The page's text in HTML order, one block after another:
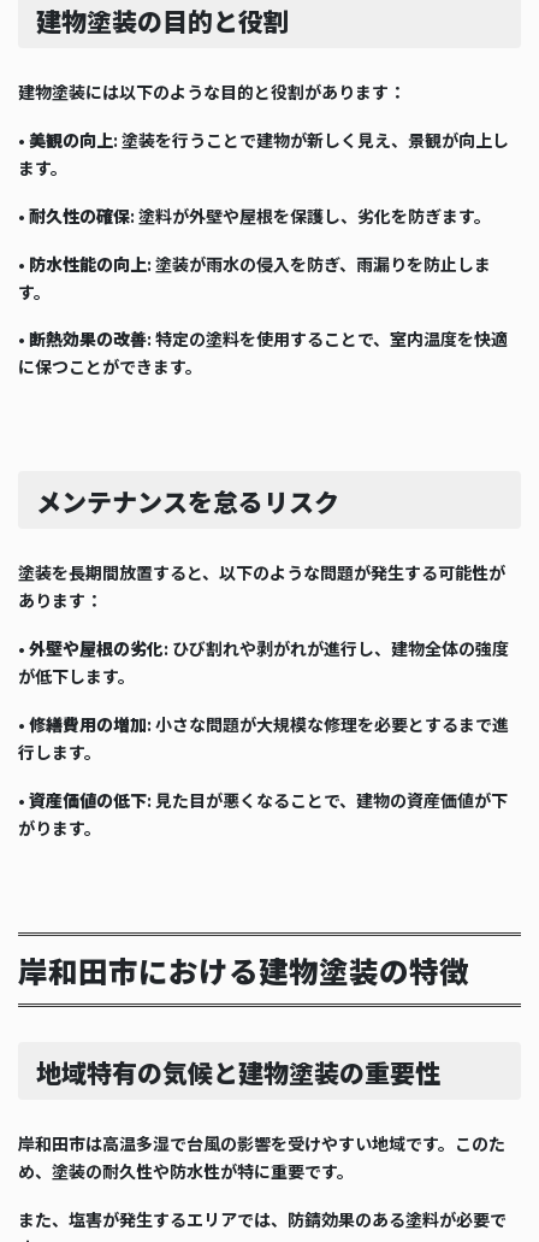
建物塗装の目的と役割
建物塗装には以下のような目的と役割があります：
• 美観の向上: 塗装を行うことで建物が新しく見え、景観が向上し
ます。
• 耐久性の確保: 塗料が外壁や屋根を保護し、劣化を防ぎます。
• 防水性能の向上: 塗装が雨水の侵入を防ぎ、雨漏りを防止しま
す。
• 断熱効果の改善: 特定の塗料を使用することで、室内温度を快適
に保つことができます。
メンテナンスを怠るリスク
塗装を長期間放置すると、以下のような問題が発生する可能性が
あります：
• 外壁や屋根の劣化: ひび割れや剥がれが進行し、建物全体の強度
が低下します。
• 修繕費用の増加: 小さな問題が大規模な修理を必要とするまで進
行します。
• 資産価値の低下: 見た目が悪くなることで、建物の資産価値が下
がります。
岸和田市における建物塗装の特徴
地域特有の気候と建物塗装の重要性
岸和田市は高温多湿で台風の影響を受けやすい地域です。このた
め、塗装の耐久性や防水性が特に重要です。
また、塩害が発生するエリアでは、防錆効果のある塗料が必要で